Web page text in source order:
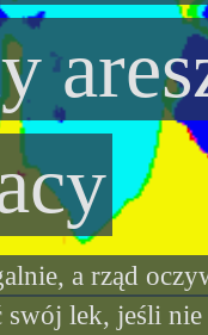
a rząd
swój lek, jeśli